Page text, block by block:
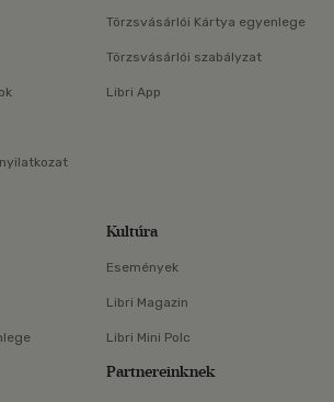
Törzsvásárlói Kártya egyenlege
Törzsvásárlói szabályzat
Libri App
Kultúra
Események
Libri Magazin
Libri Mini Polc
Partnereinknek